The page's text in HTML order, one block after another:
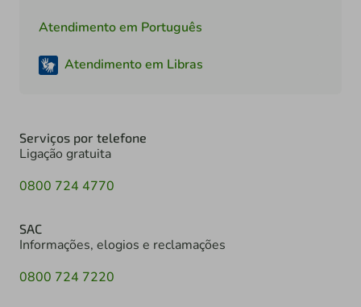
Atendimento em Português
Atendimento em Libras
Serviços por telefone
Ligação gratuita
0800 724 4770
SAC
Informações, elogios e reclamações
0800 724 7220